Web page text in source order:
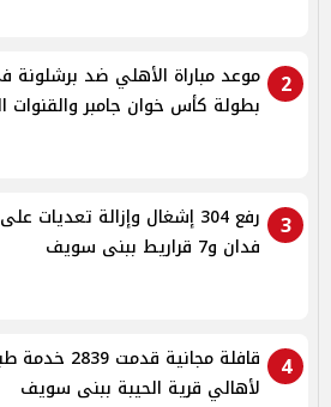
2
موعد مباراة الأهلي ضد برشلونة
بطولة كأس خوان جامبر والقنوات
3
رفع 304 إشغال وإزالة تعديات
فدان و7 قراريط ببنى سويف
4
قافلة مجانية قدمت 2839
لأهالي قرية الحيبة ببنى سويف